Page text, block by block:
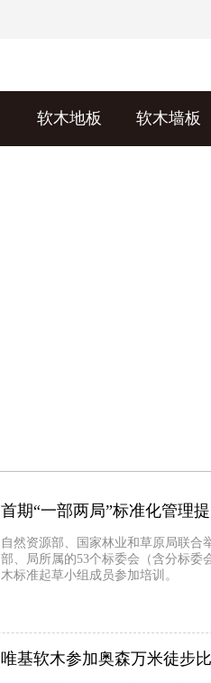
软木地板 软木墙板
首期“一部两局”标准化管理
自然资源部、国家林业和草原局联合
部、局所属的53个标委会（含分标委
木标准起草小组成员参加培训。
唯基软木参加奥森万米徒步